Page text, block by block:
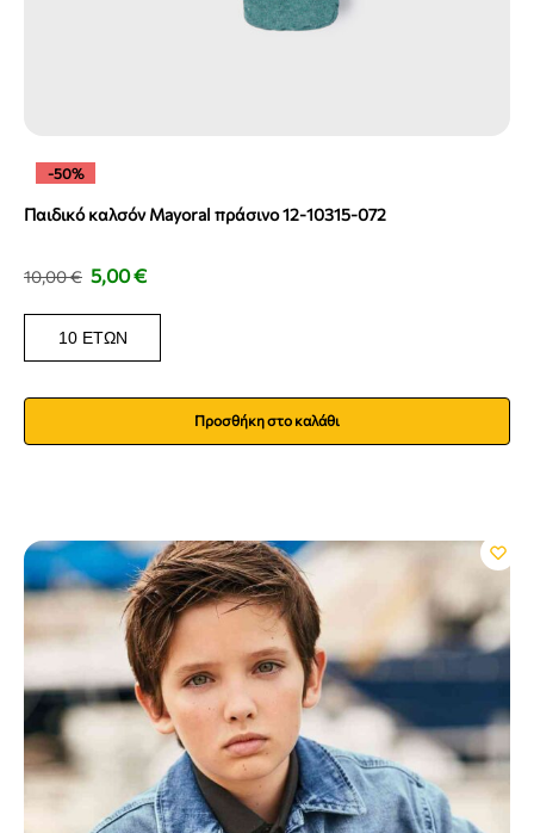
-50%
Παιδικό καλσόν Mayoral πράσινο 12-10315-072
10,00€ 5,00€
10 ΕΤΏΝ
Προσθήκη στο καλάθι